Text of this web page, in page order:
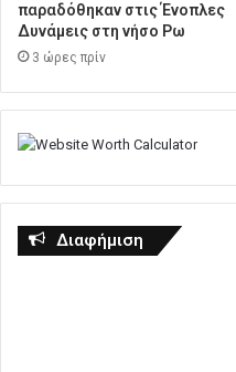
παραδόθηκαν στις Ένοπλες
Δυνάμεις στη νήσο Ρω
3 ώρες πρίν
Διαφήμιση